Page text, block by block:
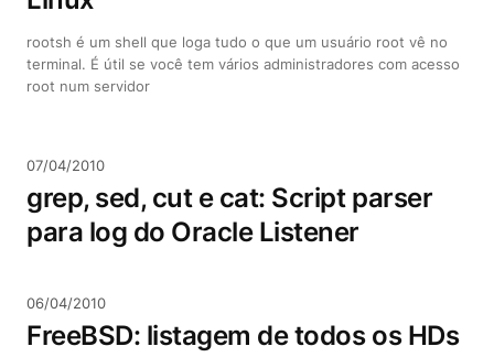
rootsh é um shell que loga tudo o que um usuário root vê no
terminal. É útil se você tem vários administradores com acesso
root num servidor
07/04/2010
grep, sed, cut e cat: Script parser
para log do Oracle Listener
06/04/2010
FreeBSD: listagem de todos os HDs